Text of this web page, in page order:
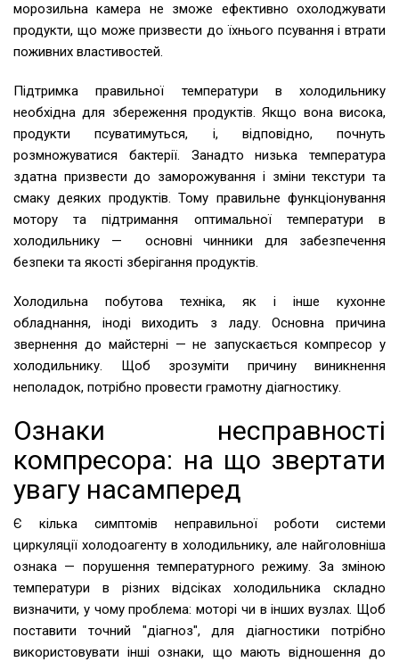
морозильна камера не зможе ефективно охолоджувати
продукти, що може призвести до їхнього псування і втрати
поживних властивостей.
Підтримка правильної температури в холодильнику
необхідна для збереження продуктів. Якщо вона висока,
продукти псуватимуться, і, відповідно, почнуть
розмножуватися бактерії. Занадто низька температура
здатна призвести до заморожування і зміни текстури та
смаку деяких продуктів. Тому правильне функціонування
мотору та підтримання оптимальної температури в
холодильнику — основні чинники для забезпечення
безпеки та якості зберігання продуктів.
Холодильна побутова техніка, як і інше кухонне
обладнання, іноді виходить з ладу. Основна причина
звернення до майстерні — не запускається компресор у
холодильнику. Щоб зрозуміти причину виникнення
неполадок, потрібно провести грамотну діагностику.
Ознаки несправності
компресора: на що звертати
увагу насамперед
Є кілька симптомів неправильної роботи системи
циркуляції холодоагенту в холодильнику, але найголовніша
ознака — порушення температурного режиму. За зміною
температури в різних відсіках холодильника складно
визначити, у чому проблема: моторі чи в інших вузлах. Щоб
поставити точний "діагноз", для діагностики потрібно
використовувати інші ознаки, що мають відношення до